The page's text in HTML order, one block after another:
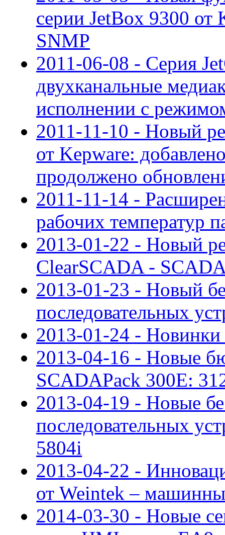
серии JetBox 9300
SNMP
2011-06-08 - Серия
двухканальные
исполнении с
2011-11-10 - Новый
от Kepware:
продолжено
2011-11-14 -
рабочих температур
2013-01-22 - Новый
ClearSCADA -
2013-01-23 - Новый
последовательных
2013-01-24 -
2013-04-16 - Новые
SCADAPack 300E:
2013-04-19 - Новые
последовательных
5804i
2013-04-22 -
от Weintek –
2014-03-30 - Новые